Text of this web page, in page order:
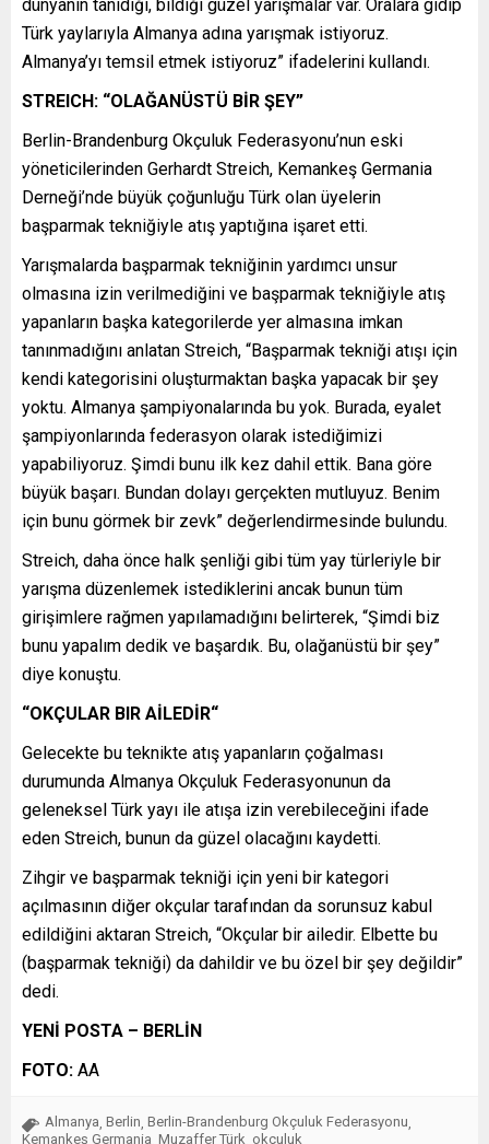
dünyanın tanıdığı, bildiği güzel yarışmalar var. Oralara gidip
Türk yaylarıyla Almanya adına yarışmak istiyoruz.
Almanya’yı temsil etmek istiyoruz” ifadelerini kullandı.
STREICH: “OLAĞANÜSTÜ BİR ŞEY”
Berlin-Brandenburg Okçuluk Federasyonu’nun eski
yöneticilerinden Gerhardt Streich, Kemankeş Germania
Derneği’nde büyük çoğunluğu Türk olan üyelerin
başparmak tekniğiyle atış yaptığına işaret etti.
Yarışmalarda başparmak tekniğinin yardımcı unsur
olmasına izin verilmediğini ve başparmak tekniğiyle atış
yapanların başka kategorilerde yer almasına imkan
tanınmadığını anlatan Streich, “Başparmak tekniği atışı için
kendi kategorisini oluşturmaktan başka yapacak bir şey
yoktu. Almanya şampiyonalarında bu yok. Burada, eyalet
şampiyonlarında federasyon olarak istediğimizi
yapabiliyoruz. Şimdi bunu ilk kez dahil ettik. Bana göre
büyük başarı. Bundan dolayı gerçekten mutluyuz. Benim
için bunu görmek bir zevk” değerlendirmesinde bulundu.
Streich, daha önce halk şenliği gibi tüm yay türleriyle bir
yarışma düzenlemek istediklerini ancak bunun tüm
girişimlere rağmen yapılamadığını belirterek, “Şimdi biz
bunu yapalım dedik ve başardık. Bu, olağanüstü bir şey”
diye konuştu.
“OKÇULAR BIR AİLEDİR“
Gelecekte bu teknikte atış yapanların çoğalması
durumunda Almanya Okçuluk Federasyonunun da
geleneksel Türk yayı ile atışa izin verebileceğini ifade
eden Streich, bunun da güzel olacağını kaydetti.
Zihgir ve başparmak tekniği için yeni bir kategori
açılmasının diğer okçular tarafından da sorunsuz kabul
edildiğini aktaran Streich, “Okçular bir ailedir. Elbette bu
(başparmak tekniği) da dahildir ve bu özel bir şey değildir”
dedi.
YENİ POSTA – BERLİN
FOTO: AA
Almanya Berlin Berlin-Brandenburg Okçuluk Federasyonu
Kemankeş Germania Muzaffer Türk okçuluk